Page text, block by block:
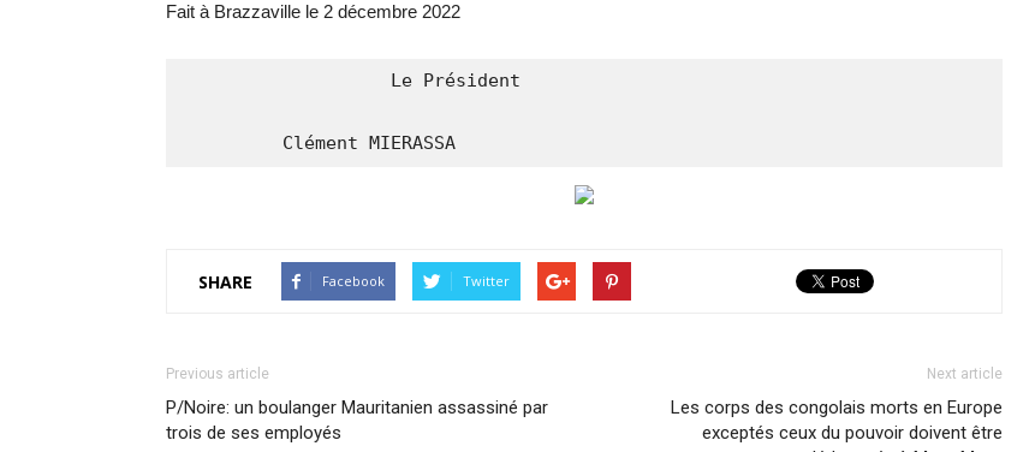
Fait à Brazzaville le 2 décembre 2022
         Clément MIERASSA
SHARE Facebook Twitter
Previous article
P/Noire: un boulanger Mauritanien assassiné par
trois de ses employés
Next article
Les corps des congolais morts en Europe
exceptés ceux du pouvoir doivent être